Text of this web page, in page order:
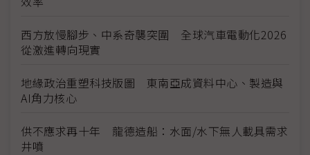
西方放慢腳步、中系奇襲突圍 全球汽車電動化2026
從激進轉向現實
地緣政治重塑科技版圖 東南亞成資料中心、製造與
AI角力核心
供不應求再十年 龍德造船：水面/水下無人載具需求
井噴